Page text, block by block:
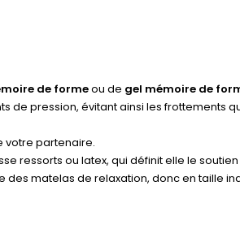
de formeou de gel mémoire de
de pression, évitant ainsi les frottements
votre partenaire.
ressorts ou latex, qui définit elle le
des matelas de relaxation, donc en taille